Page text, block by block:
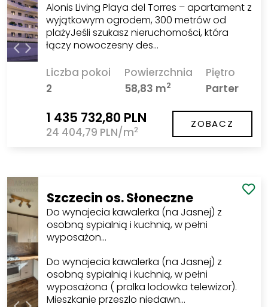
Alonis Living Playa del Torres – apartament z
wyjątkowym ogrodem, 300 metrów od
plażyJeśli szukasz nieruchomości, która
łączy nowoczesny des…
Liczba pokoi
2
Powierzchnia
58,83 m2
Piętro
Parter
1 435 732,80 PLN
24 404,79 PLN/m2 ZOBACZ
Szczecin os. Słoneczne
Do wynajecia kawalerka (na Jasnej) z
osobną sypialnią i kuchnią, w pełni
wyposażon…
Do wynajecia kawalerka (na Jasnej) z
osobną sypialnią i kuchnią, w pełni
wyposażona ( pralka lodowka telewizor).
Mieszkanie przeszlo niedawn…